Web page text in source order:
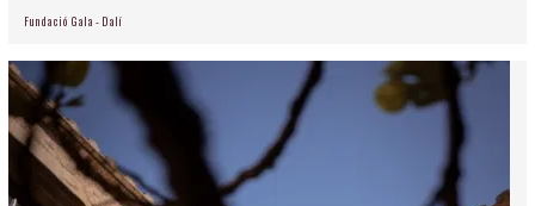
Fundació Gala - Dalí